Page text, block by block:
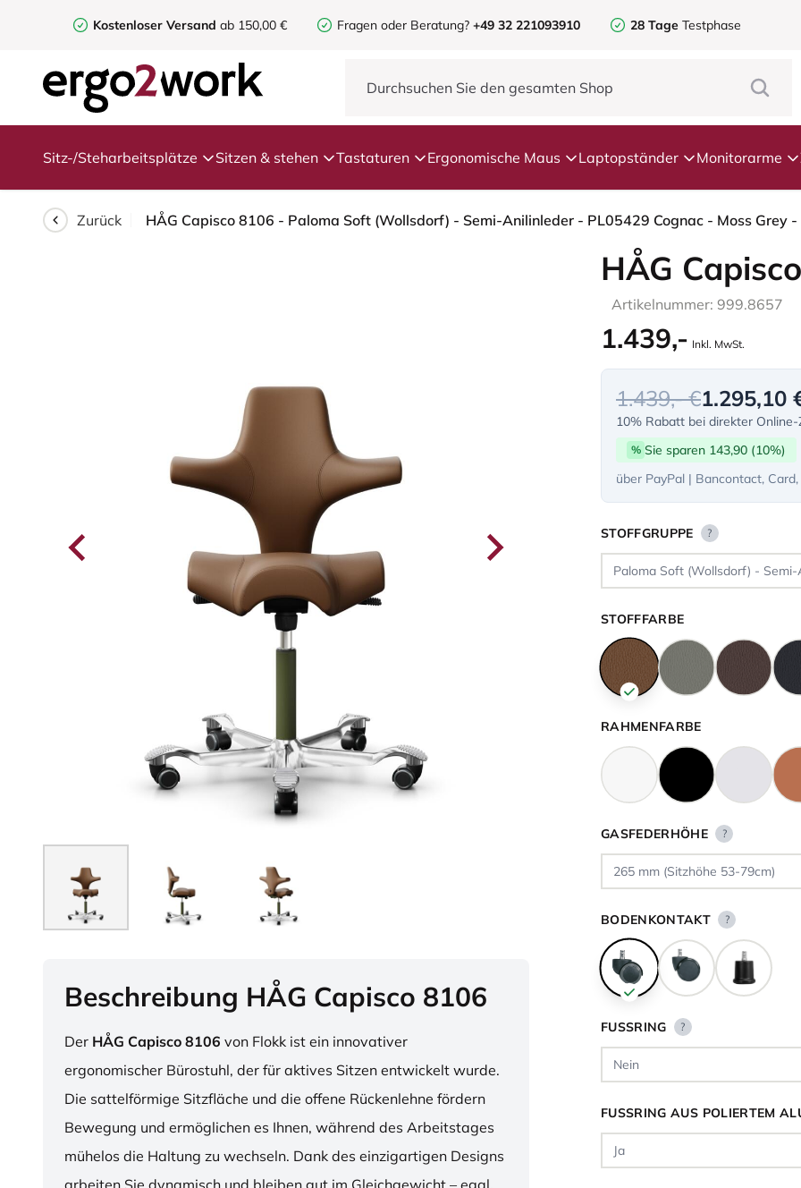
Kostenloser Versand ab 150,00 € Fragen oder Beratung? +49 32 221093910 28 Tage Testphase
Sitz-/Steharbeitsplätze Sitzen & stehen Tastaturen Ergonomische Maus Laptopständer Monitorarme
Zurück
Beschreibung HÅG Capisco 8106
Der HÅG Capisco 8106 von Flokk ist ein innovativer
ergonomischer Bürostuhl, der für aktives Sitzen entwickelt wurde.
Die sattelförmige Sitzfläche und die offene Rückenlehne fördern
Bewegung und ermöglichen es Ihnen, während des Arbeitstages
mühelos die Haltung zu wechseln. Dank des einzigartigen Designs
HÅG
Artikelnummer: 999.8657
1.439,- Inkl. MwSt.
1.439,- €1.295,10
10% Rabatt bei direkter Online-
% Sie sparen 143,90 (10%)
über PayPal | Bancontact,
STOFFGRUPPE ?
STOFFFARBE
RAHMENFARBE
GASFEDERHÖHE ?
BODENKONTAKT ?
FUSSRING ?
FUSSRING AUS POLIERTEM